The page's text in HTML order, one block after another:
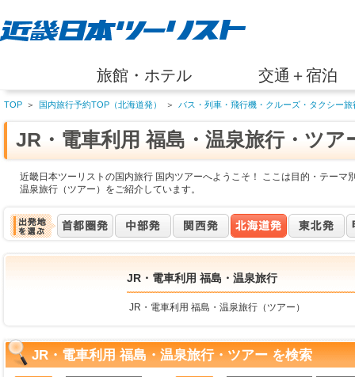
旅館・ホテル 交通＋宿泊
TOP ＞ 国内旅行予約TOP（北海道発） ＞ バス・列車・飛行機・クルーズ・タクシー旅
JR・電車利用 福島・温泉旅行・ツア
近畿日本ツーリストの国内旅行 国内ツアーへようこそ！ ここは目的・テーマ
温泉旅行（ツアー）をご紹介しています。
JR・電車利用 福島・温泉旅行
JR・電車利用 福島・温泉旅行（ツアー）
JR・電車利用 福島・温泉旅行・ツアー を検索